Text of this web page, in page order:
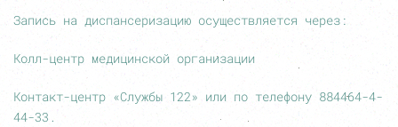
Запись на диспансеризацию осуществляется через:
Колл-центр медицинской организации
Контакт-центр «Службы 122» или по телефону 884464-4-
44-33.